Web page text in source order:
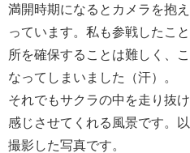
満開時期になるとカメラを抱
っています。私も参戦したこ
所を確保することは難しく、
なってしまいました（汗）。
それでもサクラの中を走り抜
感じさせてくれる風景です。
撮影した写真です。